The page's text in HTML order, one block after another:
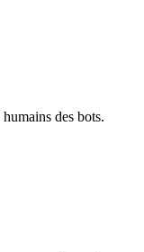
des bots.